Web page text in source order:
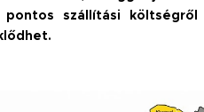
szállítási